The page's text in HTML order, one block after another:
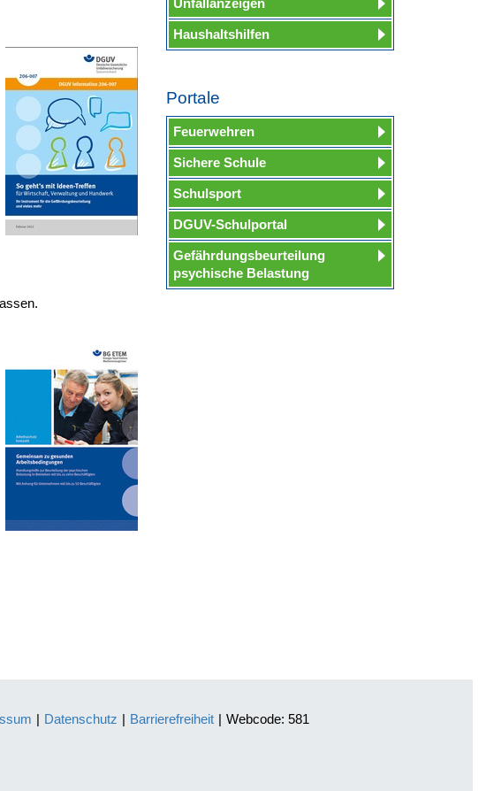
Unfallanzeigen
Haushaltshilfen
Portale
Feuerwehren
Sichere Schule
Schulsport
DGUV-Schulportal
Gefährdungsbeurteilung
psychische Belastung
| Datenschutz | Barrierefreiheit | Webcode: 581